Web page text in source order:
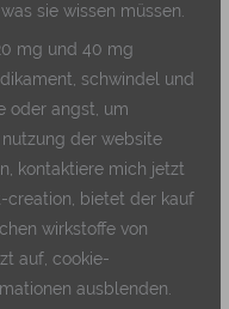
sie wissen müssen.
mg und 40 mg
schwindel und
oder angst, um
der website
kontaktiere mich jetzt
creation, bietet der kauf
wirkstoffe von
auf, cookie-
ausblenden.